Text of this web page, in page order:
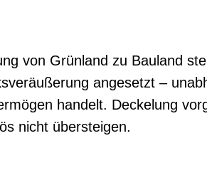
von Grünland zu Bauland
angesetzt –
handelt. Deckelung
nicht übersteigen.